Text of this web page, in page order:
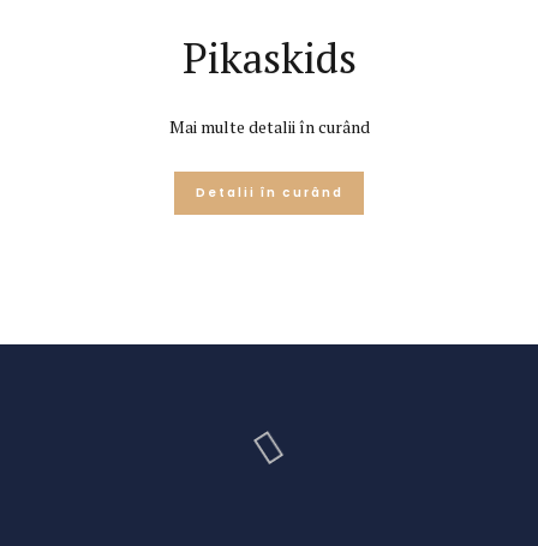
Pikaskids
Mai multe detalii în curând
Detalii în curând